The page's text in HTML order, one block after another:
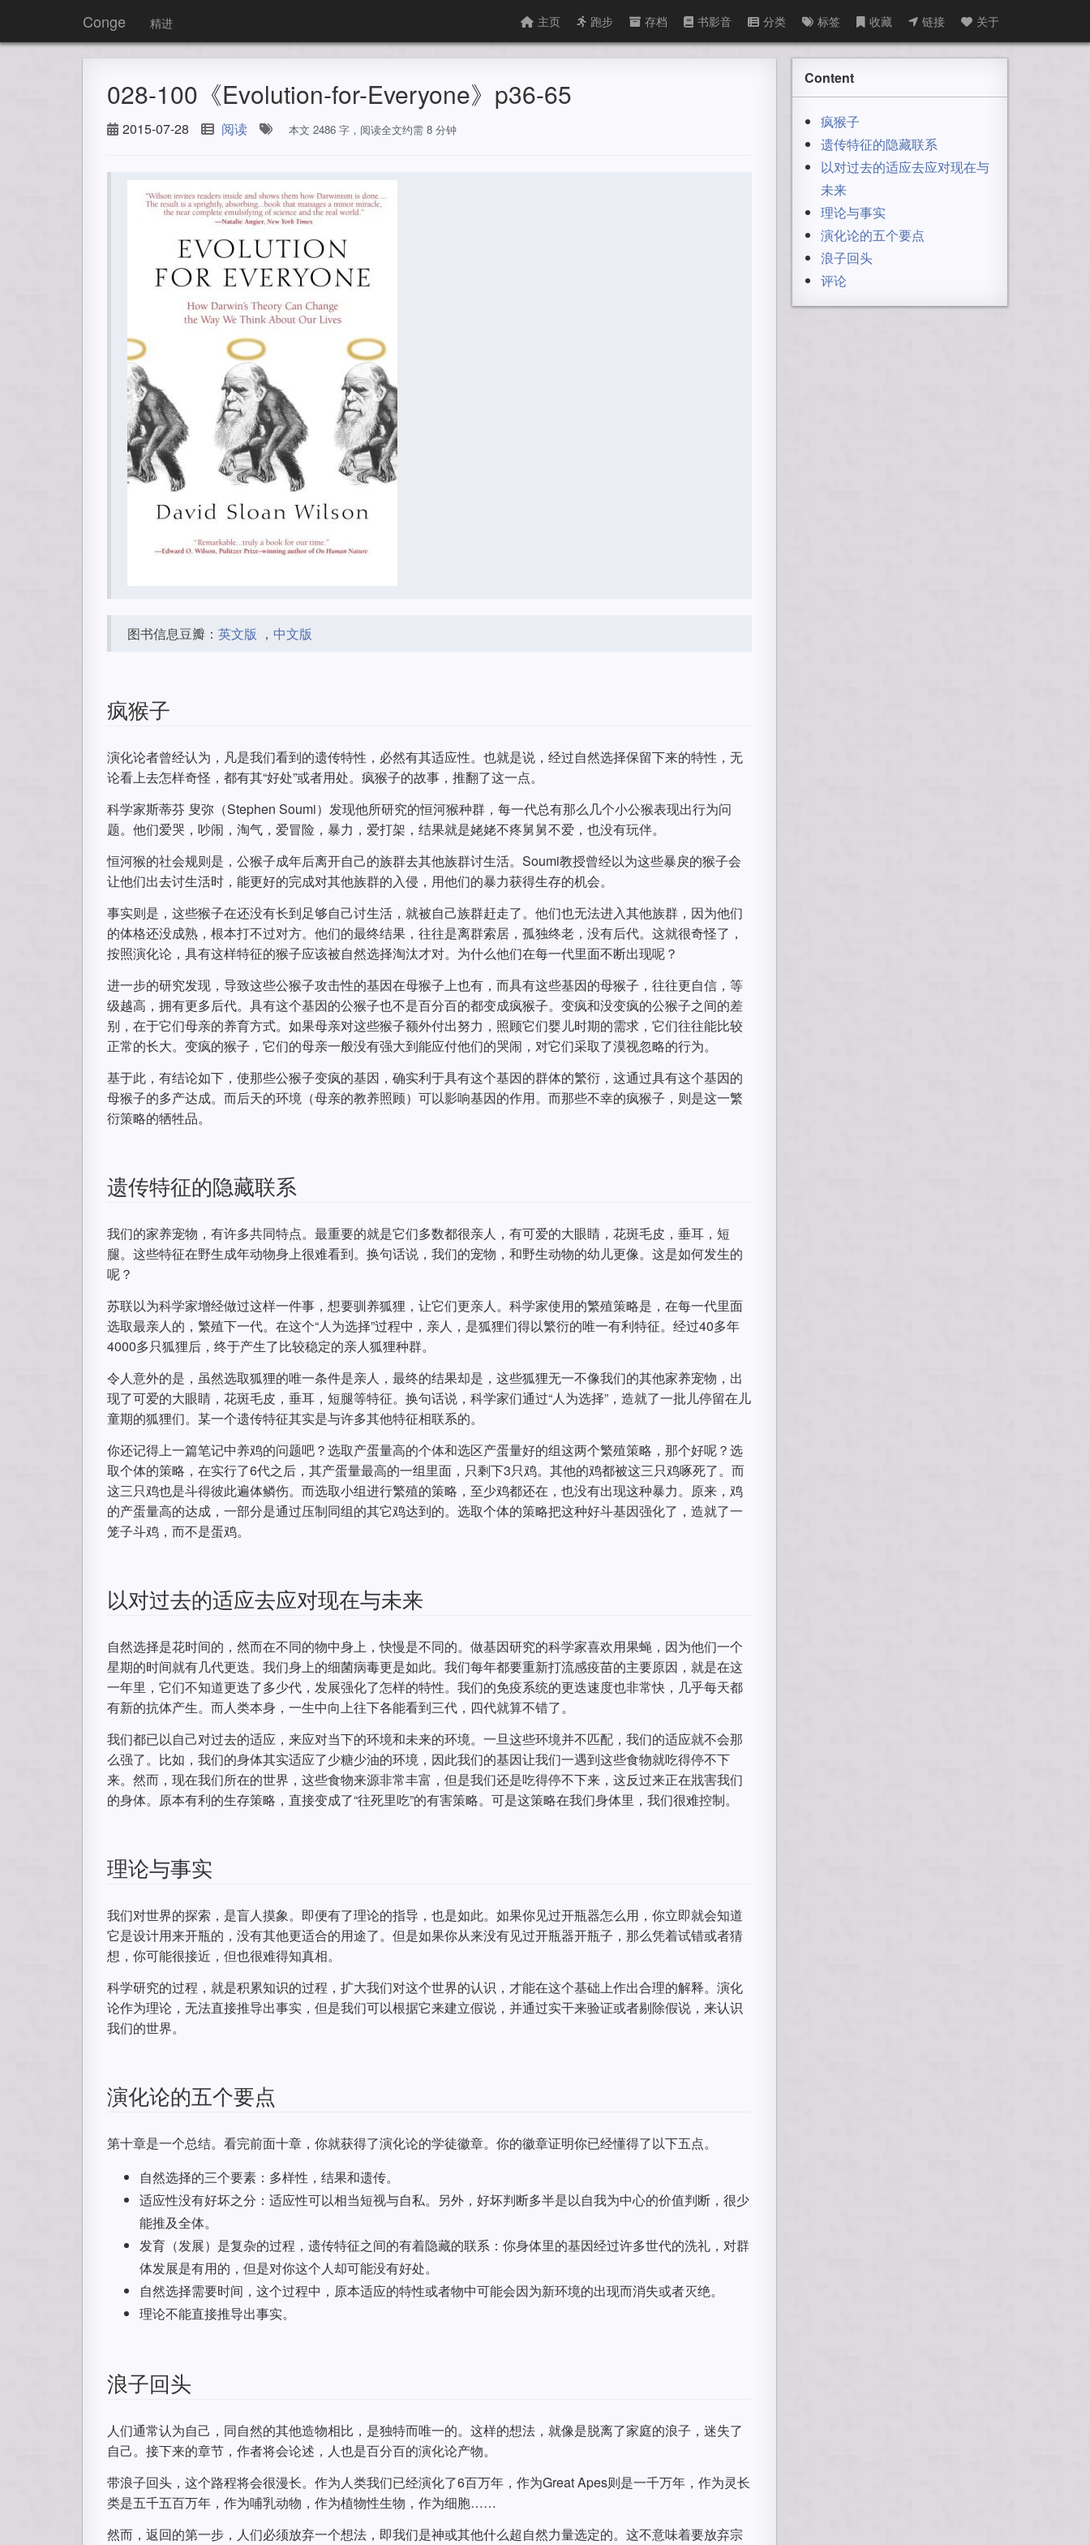
Conge 精进 主页 跑步 存档 书影音 分类 标签 收藏 链接 关于
028-100《Evolution-for-Everyone》p36-65
2015-07-28 阅读 本文 2486 字，阅读全文约需 8 分钟
图书信息豆瓣： 英文版 ， 中文版
疯猴子
演化论者曾经认为，凡是我们看到的遗传特性，必然有其适应性。也就是说，经过自然选择保留下来的特性，无
论看上去怎样奇怪，都有其“好处”或者用处。疯猴子的故事，推翻了这一点。
科学家斯蒂芬 叟弥（Stephen Soumi）发现他所研究的恒河猴种群，每一代总有那么几个小公猴表现出行为问
题。他们爱哭，吵闹，淘气，爱冒险，暴力，爱打架，结果就是姥姥不疼舅舅不爱，也没有玩伴。
恒河猴的社会规则是，公猴子成年后离开自己的族群去其他族群讨生活。Soumi教授曾经以为这些暴戾的猴子会
让他们出去讨生活时，能更好的完成对其他族群的入侵，用他们的暴力获得生存的机会。
事实则是，这些猴子在还没有长到足够自己讨生活，就被自己族群赶走了。他们也无法进入其他族群，因为他们
的体格还没成熟，根本打不过对方。他们的最终结果，往往是离群索居，孤独终老，没有后代。这就很奇怪了，
按照演化论，具有这样特征的猴子应该被自然选择淘汰才对。为什么他们在每一代里面不断出现呢？
进一步的研究发现，导致这些公猴子攻击性的基因在母猴子上也有，而具有这些基因的母猴子，往往更自信，等
级越高，拥有更多后代。具有这个基因的公猴子也不是百分百的都变成疯猴子。变疯和没变疯的公猴子之间的差
别，在于它们母亲的养育方式。如果母亲对这些猴子额外付出努力，照顾它们婴儿时期的需求，它们往往能比较
正常的长大。变疯的猴子，它们的母亲一般没有强大到能应付他们的哭闹，对它们采取了漠视忽略的行为。
基于此，有结论如下，使那些公猴子变疯的基因，确实利于具有这个基因的群体的繁衍，这通过具有这个基因的
母猴子的多产达成。而后天的环境（母亲的教养照顾）可以影响基因的作用。而那些不幸的疯猴子，则是这一繁
衍策略的牺牲品。
遗传特征的隐藏联系
我们的家养宠物，有许多共同特点。最重要的就是它们多数都很亲人，有可爱的大眼睛，花斑毛皮，垂耳，短
腿。这些特征在野生成年动物身上很难看到。换句话说，我们的宠物，和野生动物的幼儿更像。这是如何发生的
呢？
苏联以为科学家增经做过这样一件事，想要驯养狐狸，让它们更亲人。科学家使用的繁殖策略是，在每一代里面
选取最亲人的，繁殖下一代。在这个“人为选择”过程中，亲人，是狐狸们得以繁衍的唯一有利特征。经过40多年
4000多只狐狸后，终于产生了比较稳定的亲人狐狸种群。
令人意外的是，虽然选取狐狸的唯一条件是亲人，最终的结果却是，这些狐狸无一不像我们的其他家养宠物，出
现了可爱的大眼睛，花斑毛皮，垂耳，短腿等特征。换句话说，科学家们通过“人为选择”，造就了一批儿停留在儿
童期的狐狸们。某一个遗传特征其实是与许多其他特征相联系的。
你还记得上一篇笔记中养鸡的问题吧？选取产蛋量高的个体和选区产蛋量好的组这两个繁殖策略，那个好呢？选
取个体的策略，在实行了6代之后，其产蛋量最高的一组里面，只剩下3只鸡。其他的鸡都被这三只鸡啄死了。而
这三只鸡也是斗得彼此遍体鳞伤。而选取小组进行繁殖的策略，至少鸡都还在，也没有出现这种暴力。原来，鸡
的产蛋量高的达成，一部分是通过压制同组的其它鸡达到的。选取个体的策略把这种好斗基因强化了，造就了一
笼子斗鸡，而不是蛋鸡。
以对过去的适应去应对现在与未来
自然选择是花时间的，然而在不同的物中身上，快慢是不同的。做基因研究的科学家喜欢用果蝇，因为他们一个
星期的时间就有几代更迭。我们身上的细菌病毒更是如此。我们每年都要重新打流感疫苗的主要原因，就是在这
一年里，它们不知道更迭了多少代，发展强化了怎样的特性。我们的免疫系统的更迭速度也非常快，几乎每天都
有新的抗体产生。而人类本身，一生中向上往下各能看到三代，四代就算不错了。
我们都已以自己对过去的适应，来应对当下的环境和未来的环境。一旦这些环境并不匹配，我们的适应就不会那
么强了。比如，我们的身体其实适应了少糖少油的环境，因此我们的基因让我们一遇到这些食物就吃得停不下
来。然而，现在我们所在的世界，这些食物来源非常丰富，但是我们还是吃得停不下来，这反过来正在戕害我们
的身体。原本有利的生存策略，直接变成了“往死里吃”的有害策略。可是这策略在我们身体里，我们很难控制。
理论与事实
我们对世界的探索，是盲人摸象。即便有了理论的指导，也是如此。如果你见过开瓶器怎么用，你立即就会知道
它是设计用来开瓶的，没有其他更适合的用途了。但是如果你从来没有见过开瓶器开瓶子，那么凭着试错或者猜
想，你可能很接近，但也很难得知真相。
科学研究的过程，就是积累知识的过程，扩大我们对这个世界的认识，才能在这个基础上作出合理的解释。演化
论作为理论，无法直接推导出事实，但是我们可以根据它来建立假说，并通过实干来验证或者剔除假说，来认识
我们的世界。
演化论的五个要点
第十章是一个总结。看完前面十章，你就获得了演化论的学徒徽章。你的徽章证明你已经懂得了以下五点。
自然选择的三个要素：多样性，结果和遗传。
适应性没有好坏之分：适应性可以相当短视与自私。另外，好坏判断多半是以自我为中心的价值判断，很少
能推及全体。
发育（发展）是复杂的过程，遗传特征之间的有着隐藏的联系：你身体里的基因经过许多世代的洗礼，对群
体发展是有用的，但是对你这个人却可能没有好处。
自然选择需要时间，这个过程中，原本适应的特性或者物中可能会因为新环境的出现而消失或者灭绝。
理论不能直接推导出事实。
浪子回头
人们通常认为自己，同自然的其他造物相比，是独特而唯一的。这样的想法，就像是脱离了家庭的浪子，迷失了
自己。接下来的章节，作者将会论述，人也是百分百的演化论产物。
带浪子回头，这个路程将会很漫长。作为人类我们已经演化了6百万年，作为Great Apes则是一千万年，作为灵长
类是五千五百万年，作为哺乳动物，作为植物性生物，作为细胞……
然而，返回的第一步，人们必须放弃一个想法，即我们是神或其他什么超自然力量选定的。这不意味着要放弃宗
Content
疯猴子
遗传特征的隐藏联系
以对过去的适应去应对现在与
未来
理论与事实
演化论的五个要点
浪子回头
评论